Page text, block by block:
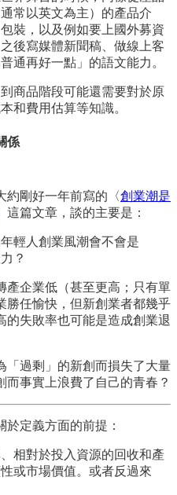
常以英文為主）的產品介
裝，以及例如要上國外募資
後寫媒體新聞稿、做線上客
通再好一點」的語文能力。
商品階段可能還需要對於原
和費用估算等知識。
係
約剛好一年前寫的〈創業潮是
這篇文章，談的主要是：
輕人創業風潮會不會是
？
產企業低（甚至更高；只有單
勝任愉快，但新創業者都幾乎
的失敗率也可能是造成創業退
「過剩」的新創而損失了大量
事實上浪費了自己的青春？
定義方面的前提：
相對於投入資源的回收和產
或市場價值。或者反過來